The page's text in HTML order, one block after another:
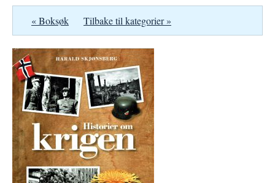
« Boksøk Tilbake til kategorier »